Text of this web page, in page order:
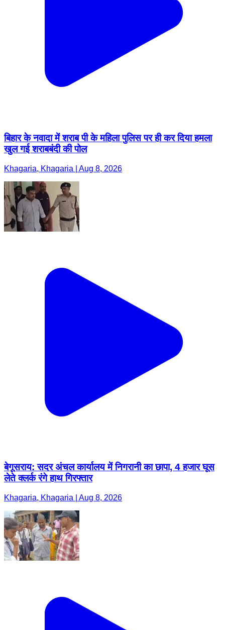
बिहार के नवादा में शराब पी के महिला पुलिस पर ही कर दिया हमला
खुल गई शराबबंदी की पोल
Khagaria, Khagaria | Aug 8, 2026
बेगूसराय: सदर अंचल कार्यालय में निगरानी का छापा, 4 हजार घूस
लेते क्लर्क रंगे हाथ गिरफ्तार
Khagaria, Khagaria | Aug 8, 2026